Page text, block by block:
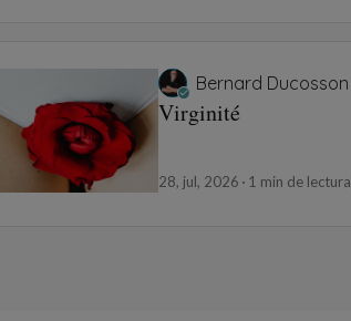
Bernard Ducosson
Virginité
28, jul, 2026 1 min de lectura